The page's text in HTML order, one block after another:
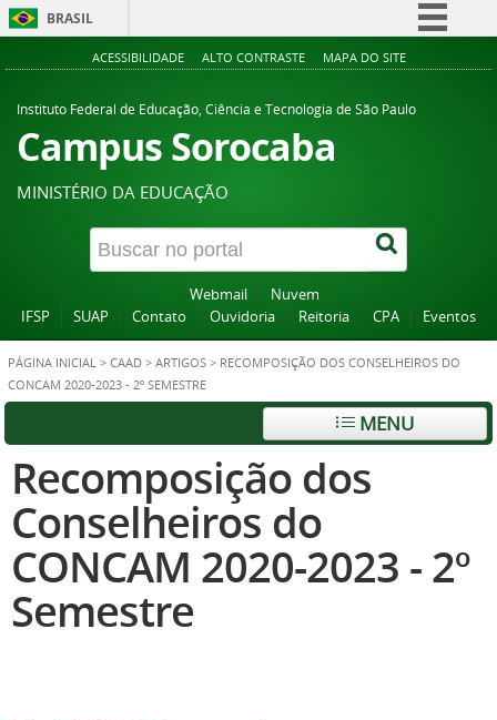
BRASIL
Simplifique!
Acesso à informação
Canais
ACESSIBILIDADE ALTO CONTRASTE MAPA DO SITE
Instituto Federal de Educação, Ciência e Tecnologia de São Paulo
Campus Sorocaba
MINISTÉRIO DA EDUCAÇÃO
Webmail
Nuvem
IFSP
SUAP Contato Ouvidoria Reitoria CPA Eventos
PÁGINA INICIAL > CAAD > ARTIGOS > RECOMPOSIÇÃO DOS CONSELHEIROS DO
CONCAM 2020-2023 - 2º SEMESTRE
MENU
Recomposição dos
Conselheiros do
CONCAM 2020-2023 - 2º
Semestre